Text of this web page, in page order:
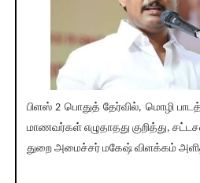
பிளஸ் 2 பொதுத் தேர்வில், மொழி
மாணவர்கள் எழுதாதது குறித்து,
துறை அமைச்சர் மகேஷ் விளக்கம்